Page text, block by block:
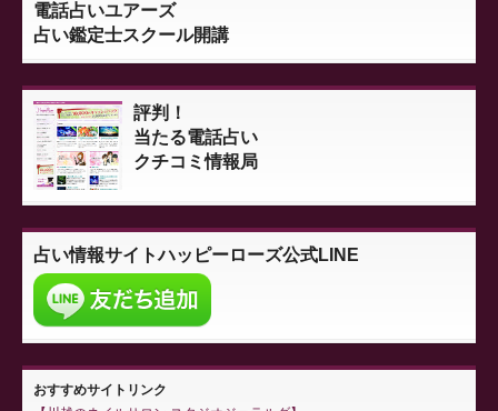
電話占いユアーズ
占い鑑定士スクール開講
評判！
当たる電話占い
クチコミ情報局
占い情報サイトハッピーローズ公式LINE
おすすめサイトリンク